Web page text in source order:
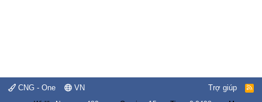
CNG - One VN Trợ giúp
R